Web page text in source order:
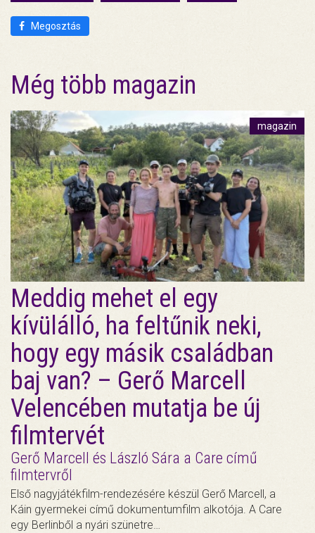
Megosztás
Még több magazin
magazin
Meddig mehet el egy
kívülálló, ha feltűnik neki,
hogy egy másik családban
baj van? – Gerő Marcell
Velencében mutatja be új
filmtervét
Gerő Marcell és László Sára a Care című
filmtervről
Első nagyjátékfilm-rendezésére készül Gerő Marcell, a
Káin gyermekei című dokumentumfilm alkotója. A Care
egy Berlinből a nyári szünetre…